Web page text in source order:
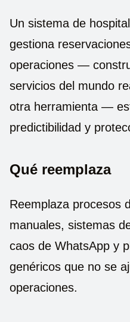
Un sistema de
gestiona
operaciones —
servicios del mundo
otra herramienta —
predictibilidad y
Qué reemplaza
Reemplaza procesos
manuales, sistemas
caos de WhatsApp y
genéricos que no se
operaciones.